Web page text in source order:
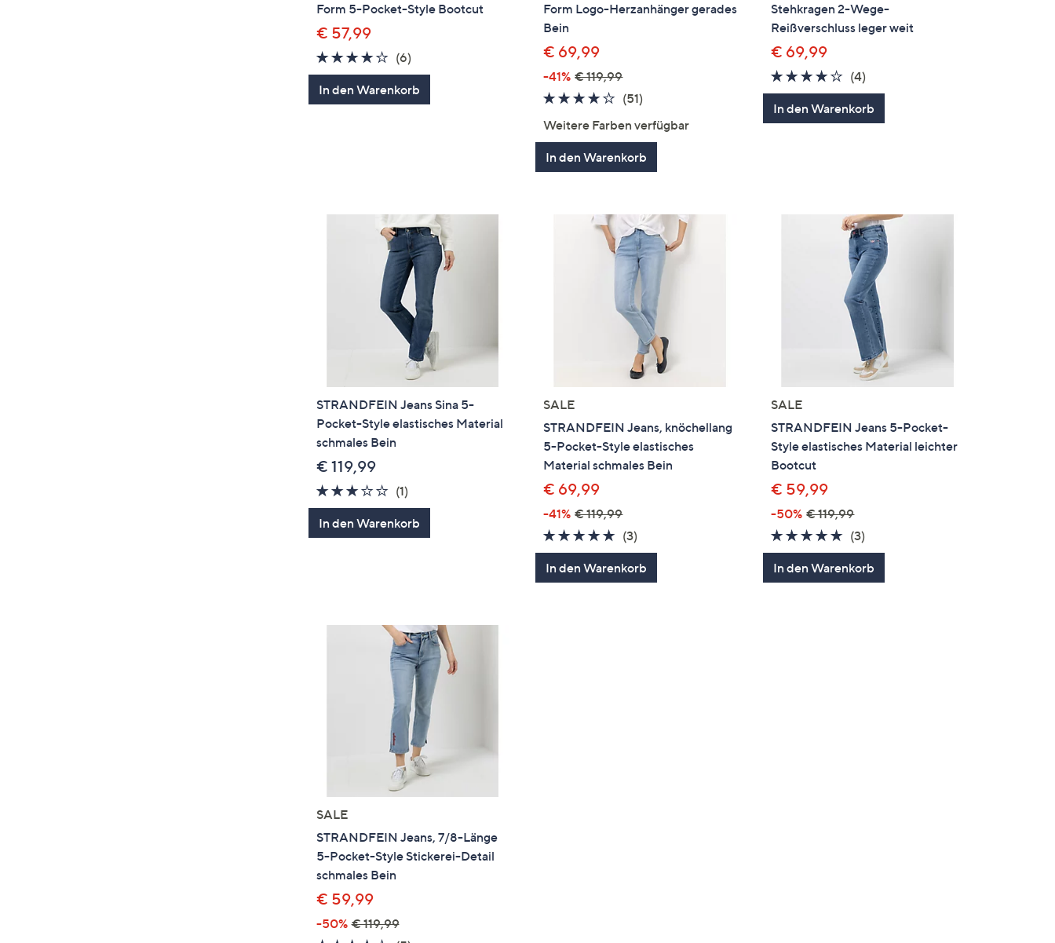
Form 5-Pocket-Style Bootcut
€ 57,99
4.2
von
5
(6)6
Bewertungen
In den Warenkorb
Form Logo-Herzanhänger gerades
Bein
€ 69,99
-41% € 119,99
4.1
(51)
Weitere Farben verfügbar
In den Warenkorb
Stehkragen 2-Wege-
Reißverschluss leger weit
€ 69,99
3.8
von
5
(4)
Bewertungen
In den Warenkorb
STRANDFEIN Jeans Sina 5-
Pocket-Style elastisches Material
schmales Bein
€ 119,99
3.0
von
5
(1)1
Bewertungen
In den Warenkorb
SALE
STRANDFEIN Jeans, knöchellang
5-Pocket-Style elastisches
Material schmales Bein
€ 69,99
-41% € 119,99
4.7
von
5
(3)
Bewertungen
In den Warenkorb
SALE
STRANDFEIN Jeans 5-Pocket-
Style elastisches Material leichter
Bootcut
€ 59,99
-50% € 119,99
4.7
von
5
(3)
Bewertungen
In den Warenkorb
SALE
STRANDFEIN Jeans, 7/8-Länge
5-Pocket-Style Stickerei-Detail
schmales Bein
€ 59,99
-50% € 119,99